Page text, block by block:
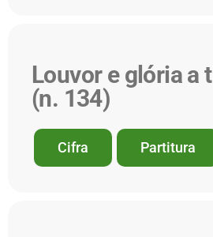
Louvor e glória a
(n. 134)
Cifra Partitura